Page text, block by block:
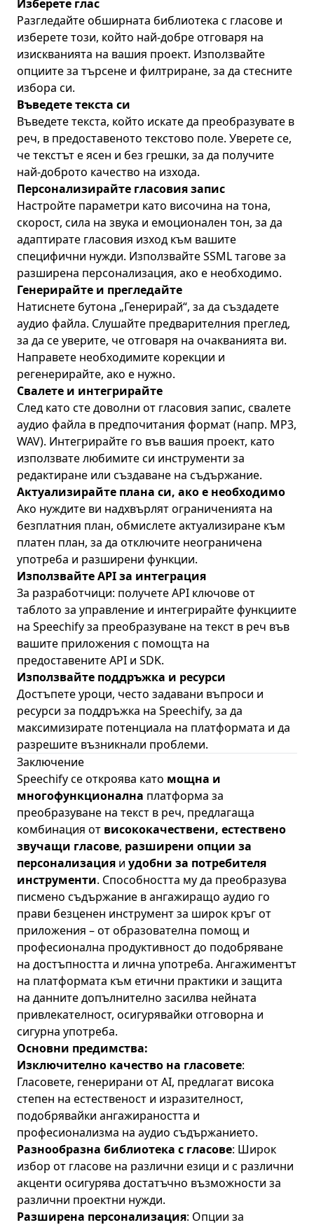
Изберете глас
Разгледайте обширната библиотека с гласове и
изберете този, който най-добре отговаря на
изискванията на вашия проект. Използвайте
опциите за търсене и филтриране, за да стесните
избора си.
Въведете текста си
Въведете текста, който искате да преобразувате в
реч, в предоставеното текстово поле. Уверете се,
че текстът е ясен и без грешки, за да получите
най-доброто качество на изхода.
Персонализирайте гласовия запис
Настройте параметри като височина на тона,
скорост, сила на звука и емоционален тон, за да
адаптирате гласовия изход към вашите
специфични нужди. Използвайте SSML тагове за
разширена персонализация, ако е необходимо.
Генерирайте и прегледайте
Натиснете бутона „Генерирай“, за да създадете
аудио файла. Слушайте предварителния преглед,
за да се уверите, че отговаря на очакванията ви.
Направете необходимите корекции и
регенерирайте, ако е нужно.
Свалете и интегрирайте
След като сте доволни от гласовия запис, свалете
аудио файла в предпочитания формат (напр. MP3,
WAV). Интегрирайте го във вашия проект, като
използвате любимите си инструменти за
редактиране или създаване на съдържание.
Актуализирайте плана си, ако е необходимо
Ако нуждите ви надхвърлят ограниченията на
безплатния план, обмислете актуализиране към
платен план, за да отключите неограничена
употреба и разширени функции.
Използвайте API за интеграция
За разработчици: получете API ключове от
таблото за управление и интегрирайте функциите
на Speechify за преобразуване на текст в реч във
вашите приложения с помощта на
предоставените API и SDK.
Използвайте поддръжка и ресурси
Достъпете уроци, често задавани въпроси и
ресурси за поддръжка на Speechify, за да
максимизирате потенциала на платформата и да
разрешите възникнали проблеми.
Заключение
Speechifyсе откроява като мощна и
многофункционална платформа за
преобразуване на текст в реч, предлагаща
комбинация от висококачествени, естествено
звучащи гласове, разширени опции за
персонализация и удобни за потребителя
инструменти. Способността му да преобразува
писмено съдържание в ангажиращо аудио го
прави безценен инструмент за широк кръг от
приложения – от образователна помощ и
професионална продуктивност до подобряване
на достъпността и лична употреба. Ангажиментът
на платформата към етични практики и защита
на данните допълнително засилва нейната
привлекателност, осигурявайки отговорна и
сигурна употреба.
Основни предимства:
Изключително качество на гласовете:
Гласовете, генерирани от AI, предлагат висока
степен на естественост и изразителност,
подобрявайки ангажираността и
професионализма на аудио съдържанието.
Разнообразна библиотека с гласове: Широк
избор от гласове на различни езици и с различни
акценти осигурява достатъчно възможности за
различни проектни нужди.
Разширена персонализация: Опции за